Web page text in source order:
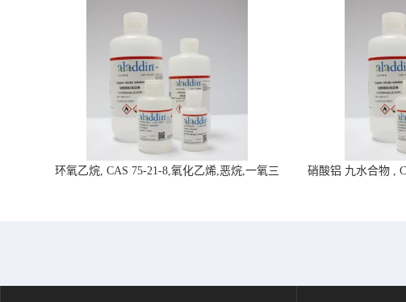
环氧乙烷, CAS 75-21-8,氧化乙烯,恶烷,一氧三
硝酸铝 九水合物 ,